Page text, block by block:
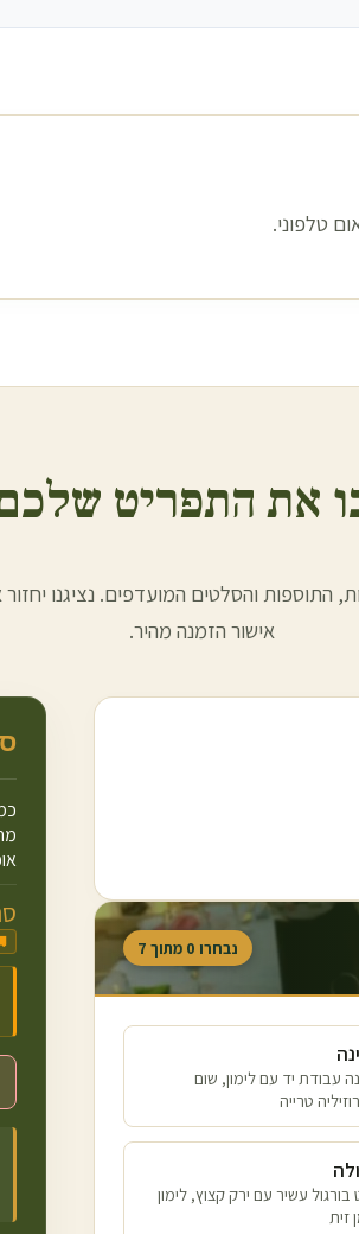
טלפוני.
את התפריט
התוספות והסלטים המועדפים. נציגנו
אישור הזמנה מהיר.
נבחרו 0 מתוך 7
עבודת יד עם לימון, שום
טרייה
בורגול עשיר עם ירק קצוץ, לימון
זית